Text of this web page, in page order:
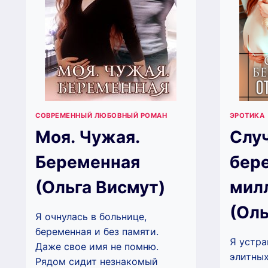
СОВРЕМЕННЫЙ ЛЮБОВНЫЙ РОМАН
Моя. Чужая.
Беременная
(Ольга Висмут)
Я очнулась в больнице,
беременная и без памяти.
Даже свое имя не помню.
Рядом сидит незнакомый
ЭРОТИКА
Я